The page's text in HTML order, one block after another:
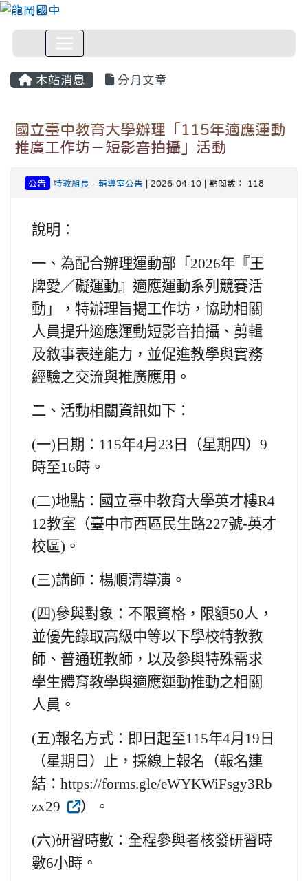
本站消息 分月文章
國立臺中教育大學辦理「115年適應運動
推廣工作坊－短影音拍攝」活動
公告 特教組長 - 輔導室公告 | 2026-04-10 | 點閱數： 118
說明：
一、 為配合辦理運動部「2026年『王
牌愛／礙運動』適應運動系列競賽活
動」，特辦理旨揭工作坊，協助相關
人員提升適應運動短影音拍攝、剪輯
及敘事表達能力，並促進教學與實務
經驗之交流與推廣應用。
二、 活動相關資訊如下：
(一) 日期：115年4月23日（星期四）9
時至16時。
(二)地點：國立臺中教育大學英才樓R4
12教室（臺中市西區民生路227號-英才
校區)。
(三)講師：楊順清導演。
(四)參與對象：不限資格，限額50人，
並優先錄取高級中等以下學校特教教
師、普通班教師，以及參與特殊需求
學生體育教學與適應運動推動之相關
人員。
(五)報名方式：即日起至115年4月19日
（星期日）止，採線上報名（報名連
結：https://forms.gle/eWYKWiFsgy3Rb
zx29
）。
(六)研習時數：全程參與者核發研習時
數6小時。